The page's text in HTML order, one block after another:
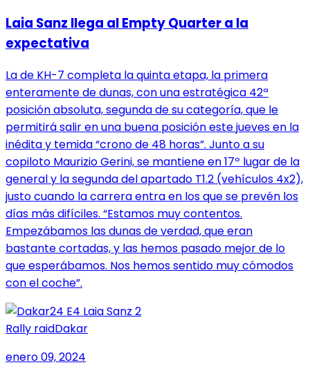
Laia Sanz llega al Empty Quarter a la
expectativa
La de KH-7 completa la quinta etapa, la primera
enteramente de dunas, con una estratégica 42ª
posición absoluta, segunda de su categoría, que le
permitirá salir en una buena posición este jueves en la
inédita y temida “crono de 48 horas”. Junto a su
copiloto Maurizio Gerini, se mantiene en 17º lugar de la
general y la segunda del apartado T1.2 (vehículos 4x2),
justo cuando la carrera entra en los que se prevén los
días más difíciles. “Estamos muy contentos.
Empezábamos las dunas de verdad, que eran
bastante cortadas, y las hemos pasado mejor de lo
que esperábamos. Nos hemos sentido muy cómodos
con el coche”.
Rally raidDakar
enero 09, 2024